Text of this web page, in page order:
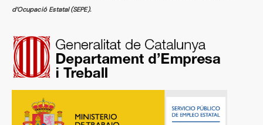
d’Ocupació Estatal (SEPE).